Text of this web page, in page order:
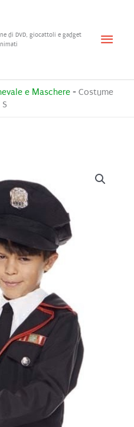
di DVD, giocattoli e gadget
Menu
e Maschere - Costume